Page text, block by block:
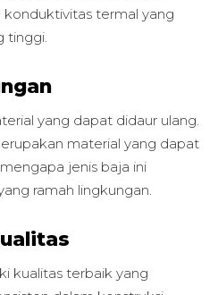
konduktivitas termal yang
tinggi.
yang dapat didaur ulang.
material yang dapat
jenis baja ini
ramah lingkungan.
kualitas terbaik yang